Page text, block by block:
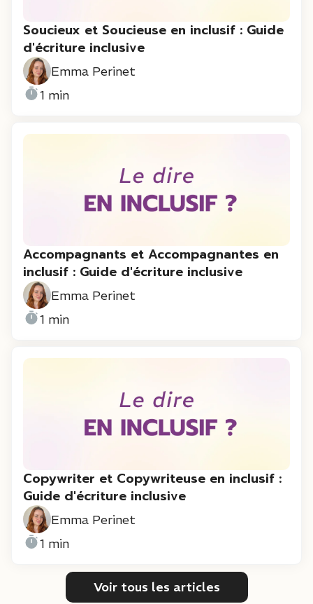
Soucieux et Soucieuse en inclusif : Guide
d'écriture inclusive
Emma Perinet
1 min
Accompagnants et Accompagnantes en
inclusif : Guide d'écriture inclusive
Emma Perinet
1 min
Copywriter et Copywriteuse en inclusif :
Guide d'écriture inclusive
Emma Perinet
1 min
Voir tous les articles